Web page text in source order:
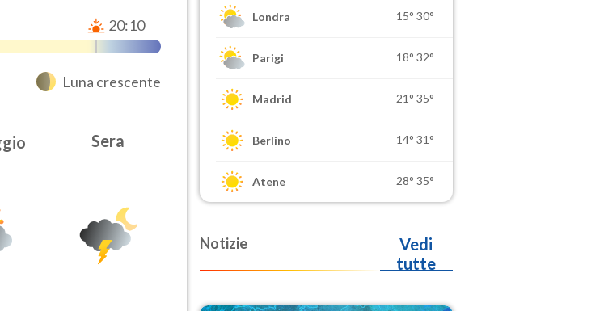
20:10
Luna crescente
Sera
Londra 15° 30°
Parigi 18° 32°
Madrid 21° 35°
Berlino 14° 31°
Atene 28° 35°
Notizie
Vedi
tutte